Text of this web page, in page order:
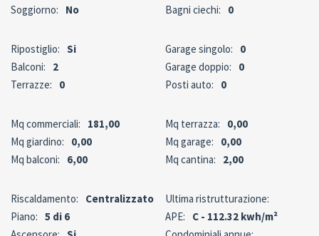
Soggiorno:
No
Bagni ciechi:
0
Ripostiglio: Si
Balconi:
2
Terrazze:
0
Garage singolo:
0
Garage doppio:
0
Posti auto:
0
Mq commerciali:
181,00
Mq giardino:
0,00
Mq balconi:
6,00
Mq terrazza:
0,00
Mq garage:
0,00
Mq cantina:
2,00
Riscaldamento:
Centralizzato
Piano: 5 di 6
Ultima ristrutturazione:
APE:
C - 112.32 kwh/m²